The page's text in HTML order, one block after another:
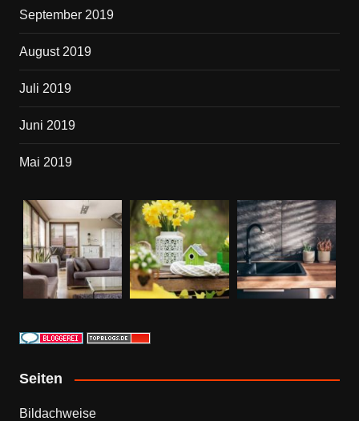
September 2019
August 2019
Juli 2019
Juni 2019
Mai 2019
Seiten
Bildachweise